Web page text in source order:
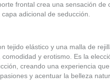
frontal crea una sensación de
adicional de seducción.
tejido elástico y una malla de
y erotismo. Es la
creando una experiencia
y acentuar la belleza